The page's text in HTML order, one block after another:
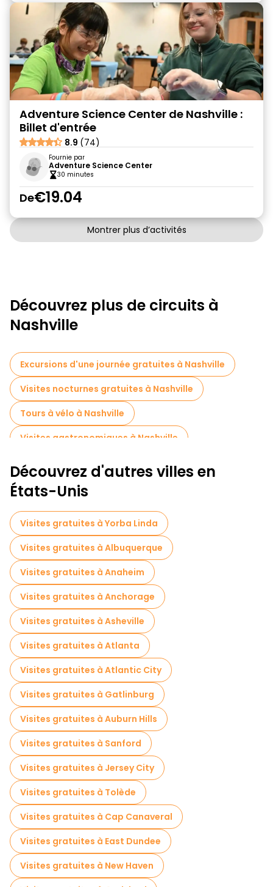
Adventure Science Center de Nashville :
Billet d'entrée
8.9 (74)
Fournie par
Adventure Science Center
30 minutes
De€19.04
Montrer plus d’activités
Découvrez plus de circuits à
Nashville
Excursions d'une journée gratuites à Nashville
Visites nocturnes gratuites à Nashville
Tours à vélo à Nashville
Visites gastronomiques à Nashville
Découvrez d'autres villes en
États-Unis
Visites gratuites à Yorba Linda
Visites gratuites à Albuquerque
Visites gratuites à Anaheim
Visites gratuites à Anchorage
Visites gratuites à Asheville
Visites gratuites à Atlanta
Visites gratuites à Atlantic City
Visites gratuites à Gatlinburg
Visites gratuites à Auburn Hills
Visites gratuites à Sanford
Visites gratuites à Jersey City
Visites gratuites à Tolède
Visites gratuites à Cap Canaveral
Visites gratuites à East Dundee
Visites gratuites à New Haven